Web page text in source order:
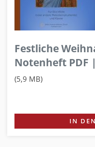
Festliche
Notenheft PDF
(5,9 MB)
IN